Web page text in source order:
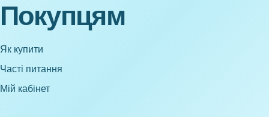
Покупцям
Як купити
Часті питання
Мій кабінет